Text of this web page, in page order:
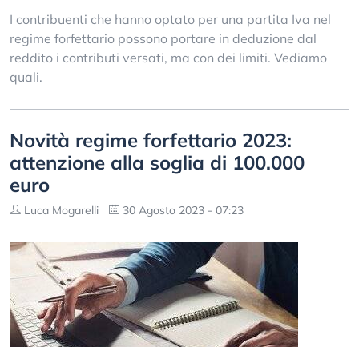
I contribuenti che hanno optato per una partita Iva nel
regime forfettario possono portare in deduzione dal
reddito i contributi versati, ma con dei limiti. Vediamo
quali.
Novità regime forfettario 2023:
attenzione alla soglia di 100.000
euro
Luca Mogarelli 30 Agosto 2023 - 07:23